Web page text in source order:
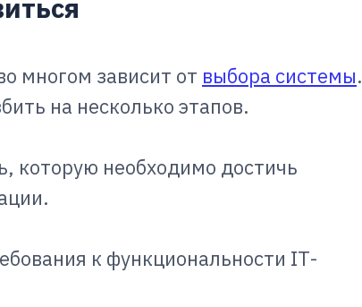
многом зависит от выбора системы.
на несколько этапов.
которую необходимо достичь
к функциональности IT-